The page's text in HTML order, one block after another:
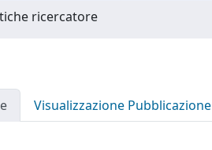
ricercatore
Visualizzazione Pubblicazione